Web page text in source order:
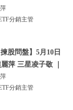
分銷主管
股問盤】5月10日
萍 三星凌子敬 ｜
分銷主管